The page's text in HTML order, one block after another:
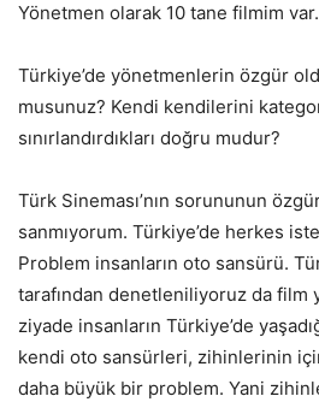
Yönetmen olarak 10 tane filmim
Türkiye’de yönetmenlerin özgür
musunuz? Kendi kendilerini
sınırlandırdıkları doğru mudur?
Türk Sineması’nın sorununun
sanmıyorum. Türkiye’de herkes
Problem insanların oto sansürü.
tarafından denetleniliyoruz da film
ziyade insanların Türkiye’de
kendi oto sansürleri, zihinlerinin
daha büyük bir problem. Yani